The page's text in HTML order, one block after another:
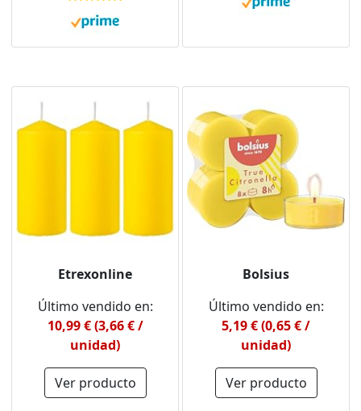
Balcón, Picnic,
Camping
Etrexonline
Último vendido en:
10,99 € (3,66 € /
unidad)
Ver producto
Bolsius
Último vendido en:
5,19 € (0,65 € /
unidad)
Ver producto